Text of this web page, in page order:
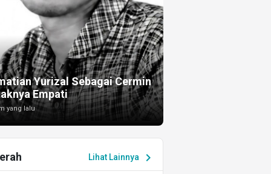
Yurizal Sebagai Cermin
Empati
yang lalu
Lihat Lainnya chevron_right